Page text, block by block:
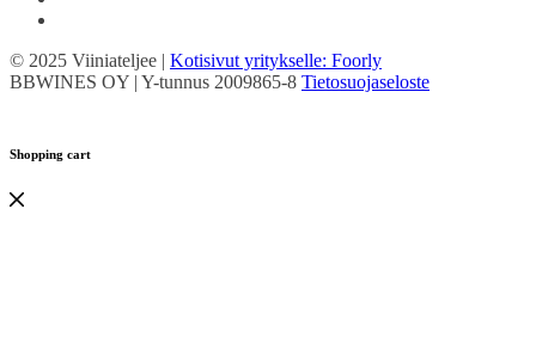
© 2025 Viiniateljee | Kotisivut yritykselle: Foorly
BBWINES OY | Y-tunnus 2009865-8 Tietosuojaseloste
Shopping cart